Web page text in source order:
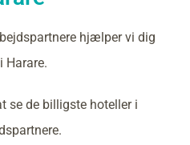
hjælper vi dig
Harare.
se de billigste hoteller i